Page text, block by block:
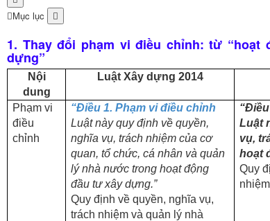
Mục lục
1. Thay đổi phạm vi điều chỉnh: từ “hoạt
dựng”
Nội
dung
Luật Xây dựng 2014
Phạm vi
điều
chỉnh
“Điều 1. Phạm vi điều chỉnh
Luật này quy định về quyền,
nghĩa vụ, trách nhiệm của cơ
quan, tổ chức, cá nhân và quản
lý nhà nước trong hoạt động
đầu tư xây dựng.”
Quy định về quyền, nghĩa vụ,
trách nhiệm và quản lý nhà
Luật
vụ,
hoạt
Quy